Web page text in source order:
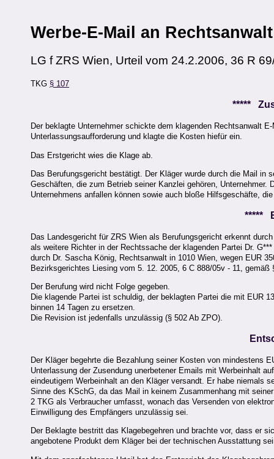
Werbe-E-Mail an Rechtsanwalt
LG f ZRS Wien, Urteil vom 24.2.2006, 36 R
TKG § 107
*****
Der beklagte Unternehmer schickte dem klagenden Rechtsanwalt
Unterlassungsaufforderung und klagte die Kosten hiefür ein.
Das Erstgericht wies die Klage ab.
Das Berufungsgericht bestätigt. Der Kläger wurde durch die Mail
Geschäften, die zum Betrieb seiner Kanzlei gehören,
Unternehmens anfallen können sowie auch bloße Hilfsgeschäfte,
*****
Das Landesgericht für ZRS Wien als Berufungsgericht erkennt
als weitere Richter in der Rechtssache der klagenden Partei Dr.
durch Dr. Sascha König, Rechtsanwalt in 1010 Wien, wegen EUR
Bezirksgerichtes Liesing vom 5. 12. 2005, 6 C 888/05v - 11,
Der Berufung wird nicht Folge gegeben.
Die klagende Partei ist schuldig, der beklagten Partei die mit EUR
binnen 14 Tagen zu ersetzen.
Die Revision ist jedenfalls unzulässig (§ 502 Ab ZPO).
Der Kläger begehrte die Bezahlung seiner Kosten von mindestens
Unterlassung der Zusendung unerbetener Emails mit Werbeinhalt
eindeutigem Werbeinhalt an den Kläger versandt. Er habe niemals
Sinne des KSchG, da das Mail in keinem Zusammenhang mit
2 TKG als Verbraucher umfasst, wonach das Versenden von
Einwilligung des Empfängers unzulässig sei.
Der Beklagte bestritt das Klagebegehren und brachte vor, dass er
angebotene Produkt dem Kläger bei der technischen Ausstattung